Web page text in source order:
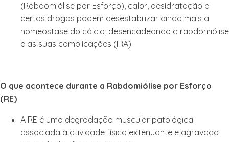
(Rabdomiólise por Esforço), calor, desidratação e
certas drogas podem desestabilizar ainda mais a
homeostase do cálcio, desencadeando a rabdomiólise
e as suas complicações (IRA).
O que acontece durante a Rabdomiólise por Esforço
(RE)
A RE é uma degradação muscular patológica
associada à atividade física extenuante e agravada